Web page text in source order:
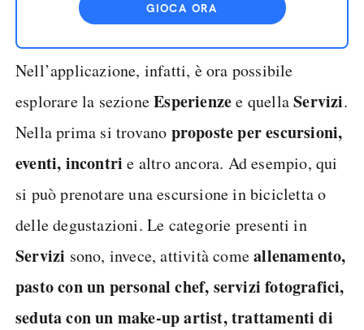
GIOCA ORA
Nell’applicazione, infatti, è ora possibile
esplorare la sezioneEsperienzee quellaServizi.
Nella prima si trovano proposte per escursioni,
eventi, incontrie altro ancora. Ad esempio, qui
si può prenotare una escursione in bicicletta o
delle degustazioni. Le categorie presenti in
Servizi sono, invece, attività comeallenamento,
pasto con un personal chef, servizi fotografici,
seduta con un make-up artist, trattamenti di